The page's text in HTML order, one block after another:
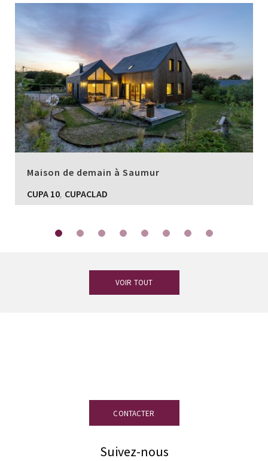
Maison de demain à Saumur
CUPA 10, CUPACLAD
VOIR TOUT
CONTACTER
Suivez-nous